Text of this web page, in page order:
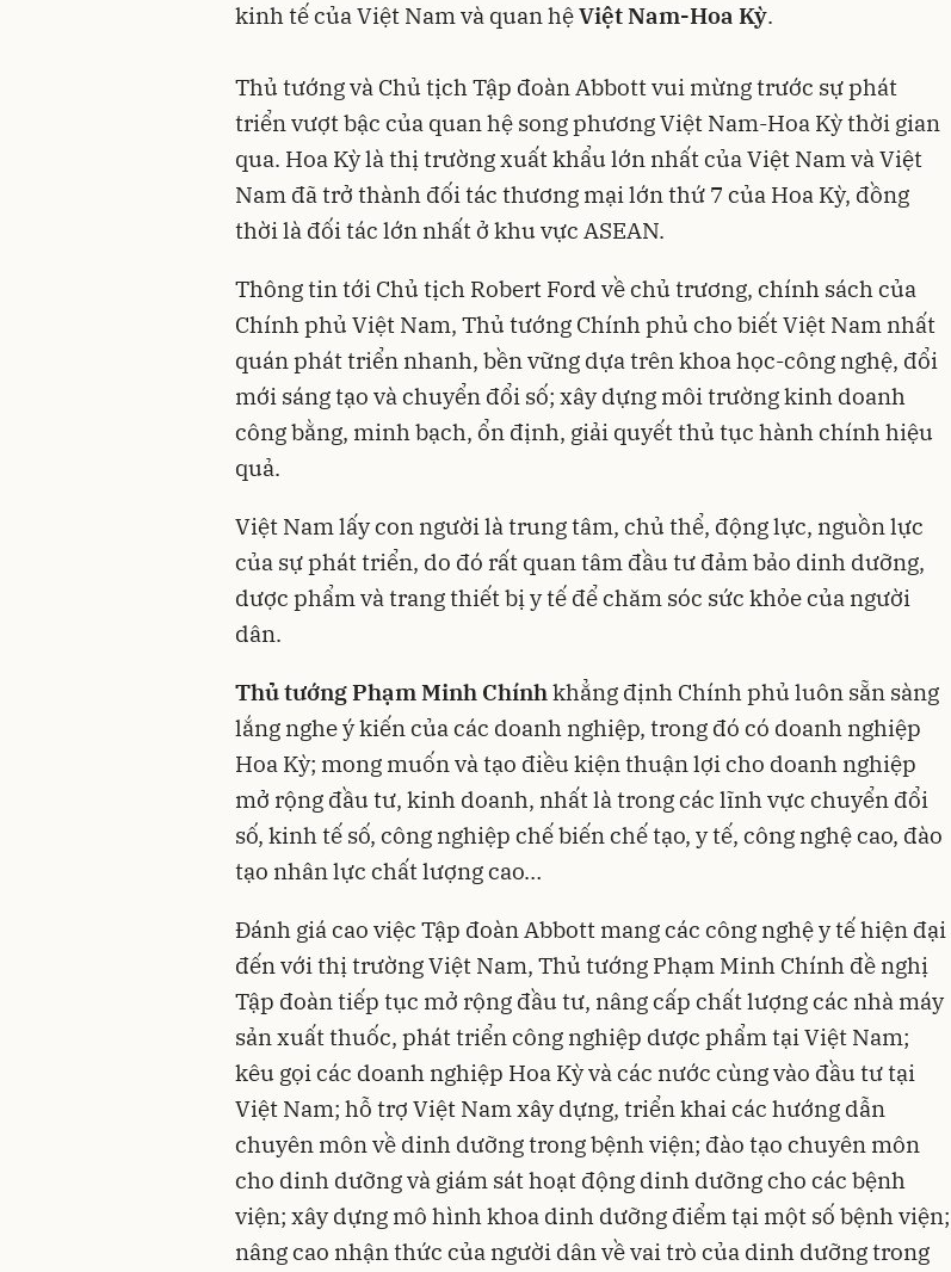
kinh tế của Việt Nam và quan hệViệt Nam-Hoa Kỳ.
Thủ tướng và Chủ tịch Tập đoàn Abbott vui mừng trước sự phát
triển vượt bậc của quan hệ song phương Việt Nam-Hoa Kỳ thời gian
qua. Hoa Kỳ là thị trường xuất khẩu lớn nhất của Việt Nam và Việt
Nam đã trở thành đối tác thương mại lớn thứ 7 của Hoa Kỳ, đồng
thời là đối tác lớn nhất ở khu vực ASEAN.
Thông tin tới Chủ tịch Robert Ford về chủ trương, chính sách của
Chính phủ Việt Nam, Thủ tướng Chính phủ cho biết Việt Nam nhất
quán phát triển nhanh, bền vững dựa trên khoa học-công nghệ, đổi
mới sáng tạo và chuyển đổi số; xây dựng môi trường kinh doanh
công bằng, minh bạch, ổn định, giải quyết thủ tục hành chính hiệu
quả.
Việt Nam lấy con người là trung tâm, chủ thể, động lực, nguồn lực
của sự phát triển, do đó rất quan tâm đầu tư đảm bảo dinh dưỡng,
dược phẩm và trang thiết bị y tế để chăm sóc sức khỏe của người
dân.
Thủ tướng Phạm Minh Chínhkhẳng định Chính phủ luôn sẵn sàng
lắng nghe ý kiến của các doanh nghiệp, trong đó có doanh nghiệp
Hoa Kỳ; mong muốn và tạo điều kiện thuận lợi cho doanh nghiệp
mở rộng đầu tư, kinh doanh, nhất là trong các lĩnh vực chuyển đổi
số, kinh tế số, công nghiệp chế biến chế tạo, y tế, công nghệ cao, đào
tạo nhân lực chất lượng cao…
Đánh giá cao việc Tập đoàn Abbott mang các công nghệ y tế hiện đại
đến với thị trường Việt Nam, Thủ tướng Phạm Minh Chính đề nghị
Tập đoàn tiếp tục mở rộng đầu tư, nâng cấp chất lượng các nhà máy
sản xuất thuốc, phát triển công nghiệp dược phẩm tại Việt Nam;
kêu gọi các doanh nghiệp Hoa Kỳ và các nước cùng vào đầu tư tại
Việt Nam; hỗ trợ Việt Nam xây dựng, triển khai các hướng dẫn
chuyên môn về dinh dưỡng trong bệnh viện; đào tạo chuyên môn
cho dinh dưỡng và giám sát hoạt động dinh dưỡng cho các bệnh
viện; xây dựng mô hình khoa dinh dưỡng điểm tại một số bệnh viện;
nâng cao nhận thức của người dân về vai trò của dinh dưỡng trong